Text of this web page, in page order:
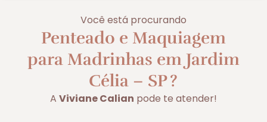
Você está procurando
Penteado e Maquiagem
para Madrinhas em Jardim
Célia – SP?
A Viviane Calian pode te atender!